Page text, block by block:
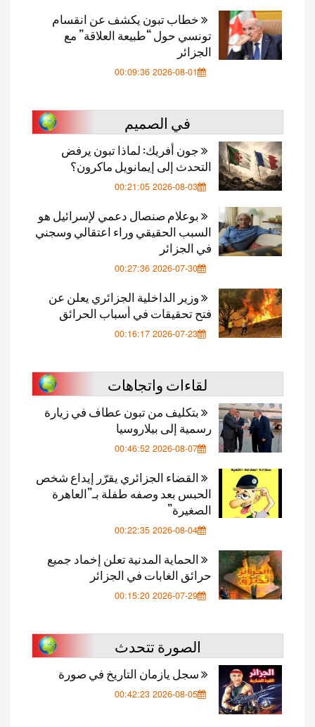
خطاب تبون يكشف عن انقسام
تونسي حول “طبيعة العلاقة” مع
الجزائر
2026-08-01 00:09:36
في الصميم
جون أفريك: لماذا تبون يرفض
التحدث إلى إيمانويل ماكرون؟
2026-08-03 00:21:05
بوعلام صنصال دعمي لإسرائيل هو
السبب الحقيقي وراء اعتقالي وسجني
في الجزائر
2026-07-30 00:27:36
وزير الداخلية الجزائري يعلن عن
فتح تحقيقات في أسباب الحرائق
2026-07-23 00:16:17
لقاءات واتجاهات
بتكليف من تبون عطاف في زيارة
رسمية إلى بيلاروسيا
2026-08-07 00:46:52
القضاء الجزائري يقرّر إيداع شخص
الحبس بعد وصفه طفلة بـ”العاهرة
الصغيرة”
2026-08-04 00:22:35
الحماية المدنية تعلن إخماد جميع
حرائق الغابات في الجزائر
2026-07-29 00:15:20
الصورة تتحدث
سجل يازمان التاريخ في صورة
2026-08-05 00:42:23